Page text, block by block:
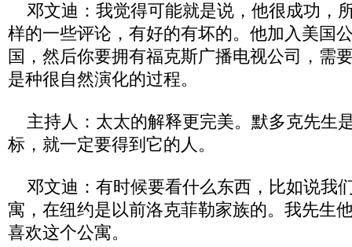
邓文迪：我觉得可能就是说，他很成功，
样的一些评论，有好的有坏的。他加入美国
国，然后你要拥有福克斯广播电视公司，需
是种很自然演化的过程。
主持人：太太的解释更完美。默多克先生
标，就一定要得到它的人。
邓文迪：有时候要看什么东西，比如说我
寓，在纽约是以前洛克菲勒家族的。我先生
喜欢这个公寓。